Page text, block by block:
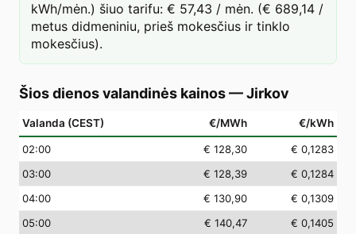
kWh/mėn.) šiuo tarifu: € 57,43 / mėn. (€ 689,14 /
metus didmeniniu, prieš mokesčius ir tinklo
mokesčius).
Šios dienos valandinės kainos—Jirkov
Valanda (CEST) €/MWh €/kWh
02:00 € 128,30
€ 0,1283
03:00 € 128,39
€ 0,1284
04:00 € 130,90
€ 0,1309
05:00 € 140,47
€ 0,1405